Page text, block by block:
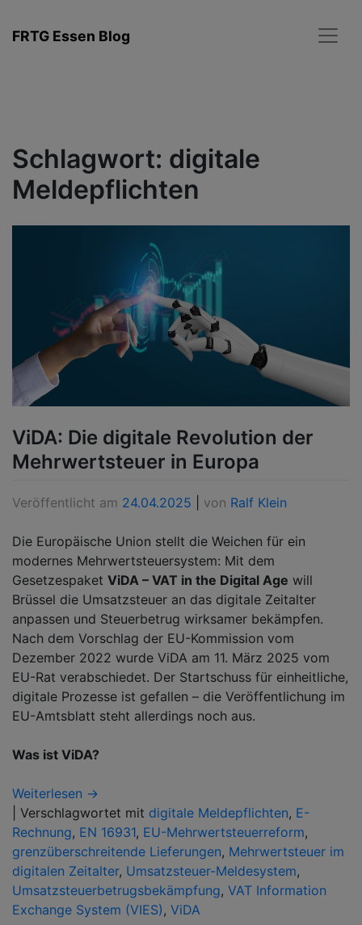
Inhalt
FRTG Essen Blog
Schlagwort: digitale
Meldepflichten
ViDA: Die digitale Revolution der
Mehrwertsteuer in Europa
Veröffentlicht am 24.04.2025 von Ralf Klein
Die Europäische Union stellt die Weichen für ein
modernes Mehrwertsteuersystem: Mit dem
Gesetzespaket ViDA – VAT in the Digital Age will
Brüssel die Umsatzsteuer an das digitale Zeitalter
anpassen und Steuerbetrug wirksamer bekämpfen.
Nach dem Vorschlag der EU-Kommission vom
Dezember 2022 wurde ViDA am 11. März 2025 vom
EU-Rat verabschiedet. Der Startschuss für einheitliche,
digitale Prozesse ist gefallen – die Veröffentlichung im
EU-Amtsblatt steht allerdings noch aus.
Was ist ViDA?
Weiterlesen →
Verschlagwortet mit digitale Meldepflichten, E-
Rechnung, EN 16931, EU-Mehrwertsteuerreform,
grenzüberschreitende Lieferungen, Mehrwertsteuer im
digitalen Zeitalter, Umsatzsteuer-Meldesystem,
Umsatzsteuerbetrugsbekämpfung, VAT Information
Exchange System (VIES) , ViDA